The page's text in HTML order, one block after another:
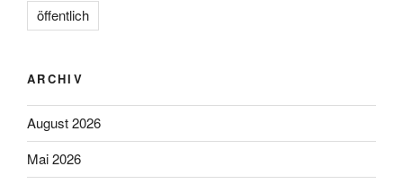
öffentlich
ARCHIV
August 2026
Mai 2026